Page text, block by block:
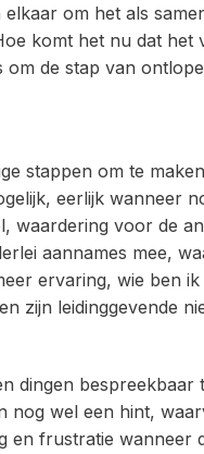
om het als
komt het nu dat het
de stap van
stappen om te
eerlijk wanneer
waardering voor de
aannames mee,
ervaring, wie ben
zijn leidinggevende
dingen bespreekbaar
nog wel een hint,
frustratie wanneer